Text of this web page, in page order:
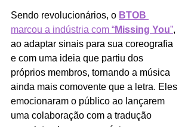
Sendo revolucionários, o BTOB
marcou a indústria com “Missing You”,
ao adaptar sinais para sua coreografia
e com uma ideia que partiu dos
próprios membros, tornando a música
ainda mais comovente que a letra. Eles
emocionaram o público ao lançarem
uma colaboração com a tradução